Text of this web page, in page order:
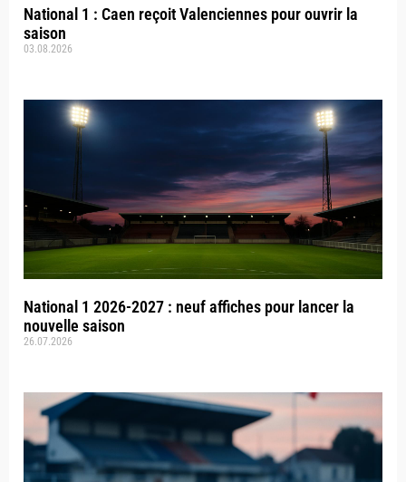
National 1 : Caen reçoit Valenciennes pour ouvrir la
saison
03.08.2026
National 1 2026-2027 : neuf affiches pour lancer la
nouvelle saison
26.07.2026